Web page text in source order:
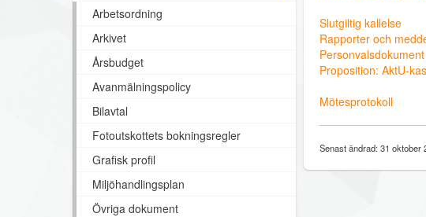
Arbetsordning
Arkivet
Årsbudget
Avanmälningspolicy
Bilavtal
Fotoutskottets bokningsregler
Grafisk profil
Miljöhandlingsplan
Övriga dokument
Slutgiltig kallelse
Rapporter och
Personvalsdokument
Proposition: AktU-
Mötesprotokoll
Senast ändrad: 31 oktober